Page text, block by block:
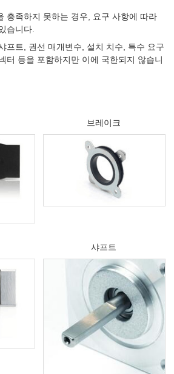
충족하지 못하는 경우, 요구 사항에 따라
습니다.
프트, 권선 매개변수, 설치 치수, 특수 요구
터 등을 포함하지만 이에 국한되지 않습니
브레이크
샤프트